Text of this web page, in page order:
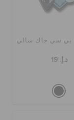
بي سي جاك سالي
د.إ. 19